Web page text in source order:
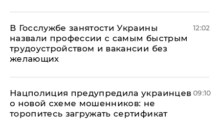
В Госслужбе занятости Украины
назвали профессии с самым быстрым
трудоустройством и вакансии без
желающих
12:02
Нацполиция предупредила украинцев
о новой схеме мошенников: не
торопитесь загружать сертификат
09:10